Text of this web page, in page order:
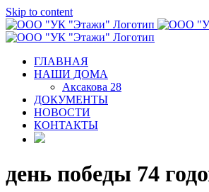
Skip to content
ГЛАВНАЯ
НАШИ ДОМА
Аксакова 28
ДОКУМЕНТЫ
НОВОСТИ
КОНТАКТЫ
день победы 74